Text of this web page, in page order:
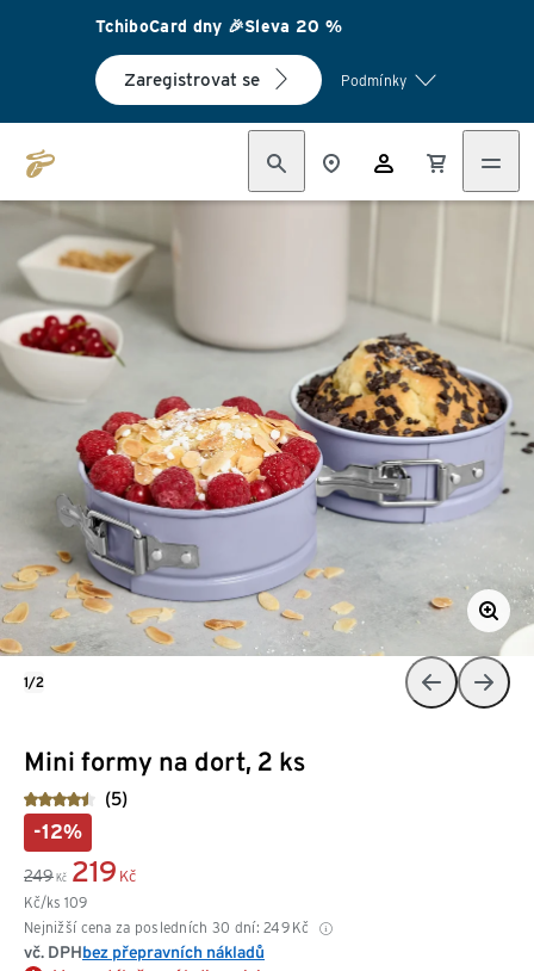
TchiboCard dny 🎉Sleva 20 %
Zaregistrovat se Podmínky
Mini formy na dort, 2 ks
(5)
-12%
249 Kč 219 Kč
Kč/ks 109
Nejnižší cena za posledních 30 dní: 249 Kč
vč. DPHbez přepravních nákladů
1/2